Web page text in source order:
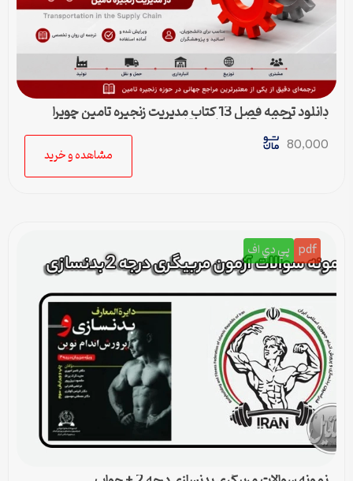
دانلود ترجمه فصل 13 کتاب مدیریت زنجیره تامین چوپرا
80,000
مشاهده و خرید
pdf پي دي اف